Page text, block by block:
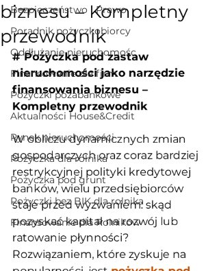
Bezpieczeństwo i Prawo
Poradnik pożyczkobiorcy
Oddłużanie nieruchomośc
Finansowanie dla firm
Pożyczki pozabankowe
Aktualności House&Credit
Rynek nieruchomości
Pożyczka dla rolnika
Pożyczka pod grunt
Pożyczki bez BIK dla rolnika
Finansowanie dla Rolników
biznesu – Kompletny
przewodnik
# Pożyczka pod zastaw
nieruchomości jako narzędzie
finansowania biznesu –
Kompletny przewodnik
W obliczu dynamicznych zmian
gospodarczych oraz coraz bardziej
restrykcyjnej polityki kredytowej
banków, wielu przedsiębiorców
staje przed wyzwaniem: skąd
pozyskać kapitał na rozwój lub
ratowanie płynności?
Rozwiązaniem, które zyskuje na